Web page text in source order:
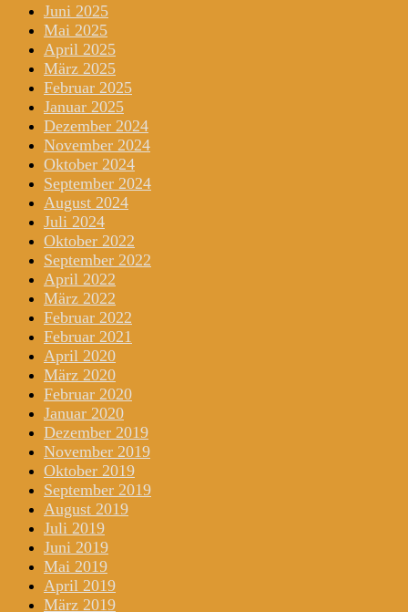
Juni 2025
Mai 2025
April 2025
März 2025
Februar 2025
Januar 2025
Dezember 2024
November 2024
Oktober 2024
September 2024
August 2024
Juli 2024
Oktober 2022
September 2022
April 2022
März 2022
Februar 2022
Februar 2021
April 2020
März 2020
Februar 2020
Januar 2020
Dezember 2019
November 2019
Oktober 2019
September 2019
August 2019
Juli 2019
Juni 2019
Mai 2019
April 2019
März 2019